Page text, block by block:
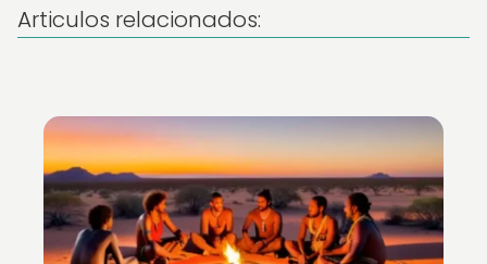
Articulos relacionados: